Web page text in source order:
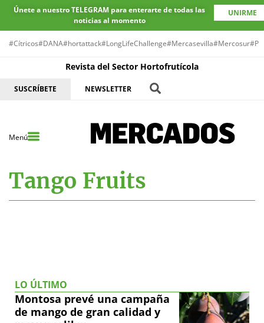
Únete a nuestro TELEGRAM para enterarte de todas las
noticias al momento
UNIRME
#Cítricos#DANA#hortattack#LongLifeChallenge#Mercasevilla#Mercosur
Revista del Sector Hortofrutícola
SUSCRÍBETE NEWSLETTER
Menú
Tango Fruits
LO ÚLTIMO
Montosa prevé una campaña
de mango de gran calidad y